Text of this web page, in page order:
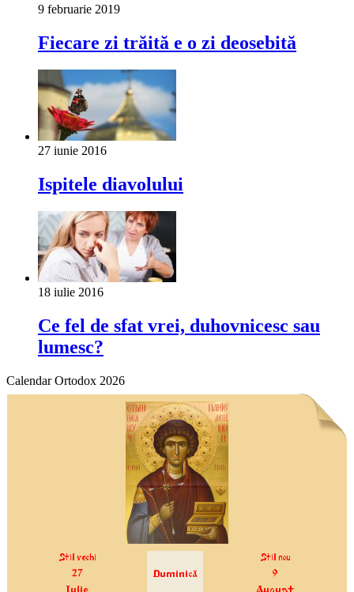
9 februarie 2019
Fiecare zi trăită e o zi deosebită
27 iunie 2016
Ispitele diavolului
18 iulie 2016
Ce fel de sfat vrei, duhovnicesc sau
lumesc?
Calendar Ortodox 2026